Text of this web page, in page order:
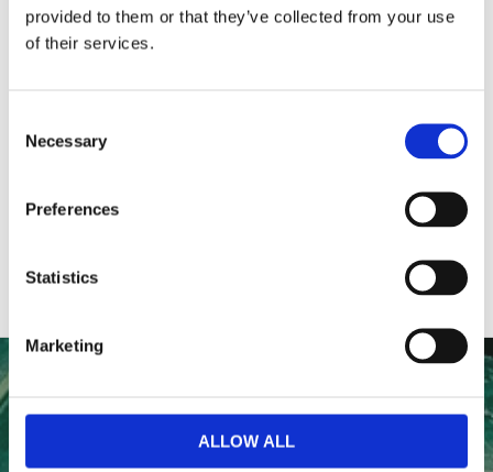
provided to them or that they’ve collected from your use
of their services.
Selection
Necessary
Preferences
Statistics
Marketing
ALLOW ALL
Du
NYHETSBREV
Anmäl dig till vårt nyhetsbrev och ta del av de senaste